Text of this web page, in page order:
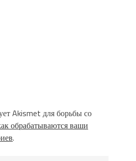
Akismet для борьбы со
обрабатываются ваши
.